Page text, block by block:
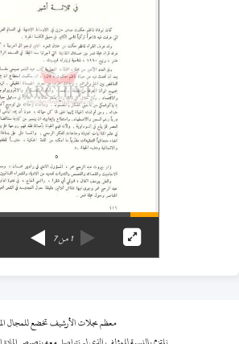
1من7
معظم مجلات الأرشيف تخضع للمجال